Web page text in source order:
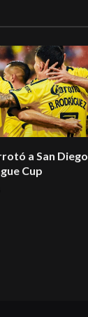
a San Diego
Cup